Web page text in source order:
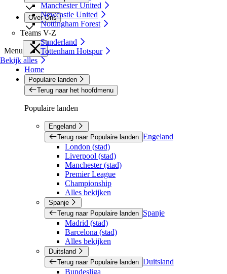
Manchester United
Newcastle United
Nottingham Forest
Teams V-Z
Sunderland
Tottenham Hotspur
Bekijk alles
Over Ons
Menu
Home
Populaire landen
Terug naar het hoofdmenu
Populaire landen
Engeland
Terug naar Populaire landen Engeland
London (stad)
Liverpool (stad)
Manchester (stad)
Premier League
Championship
Alles bekijken
Spanje
Terug naar Populaire landen
Spanje
Madrid (stad)
Barcelona (stad)
Alles bekijken
Duitsland
Terug naar Populaire landen Duitsland
Bundesliga